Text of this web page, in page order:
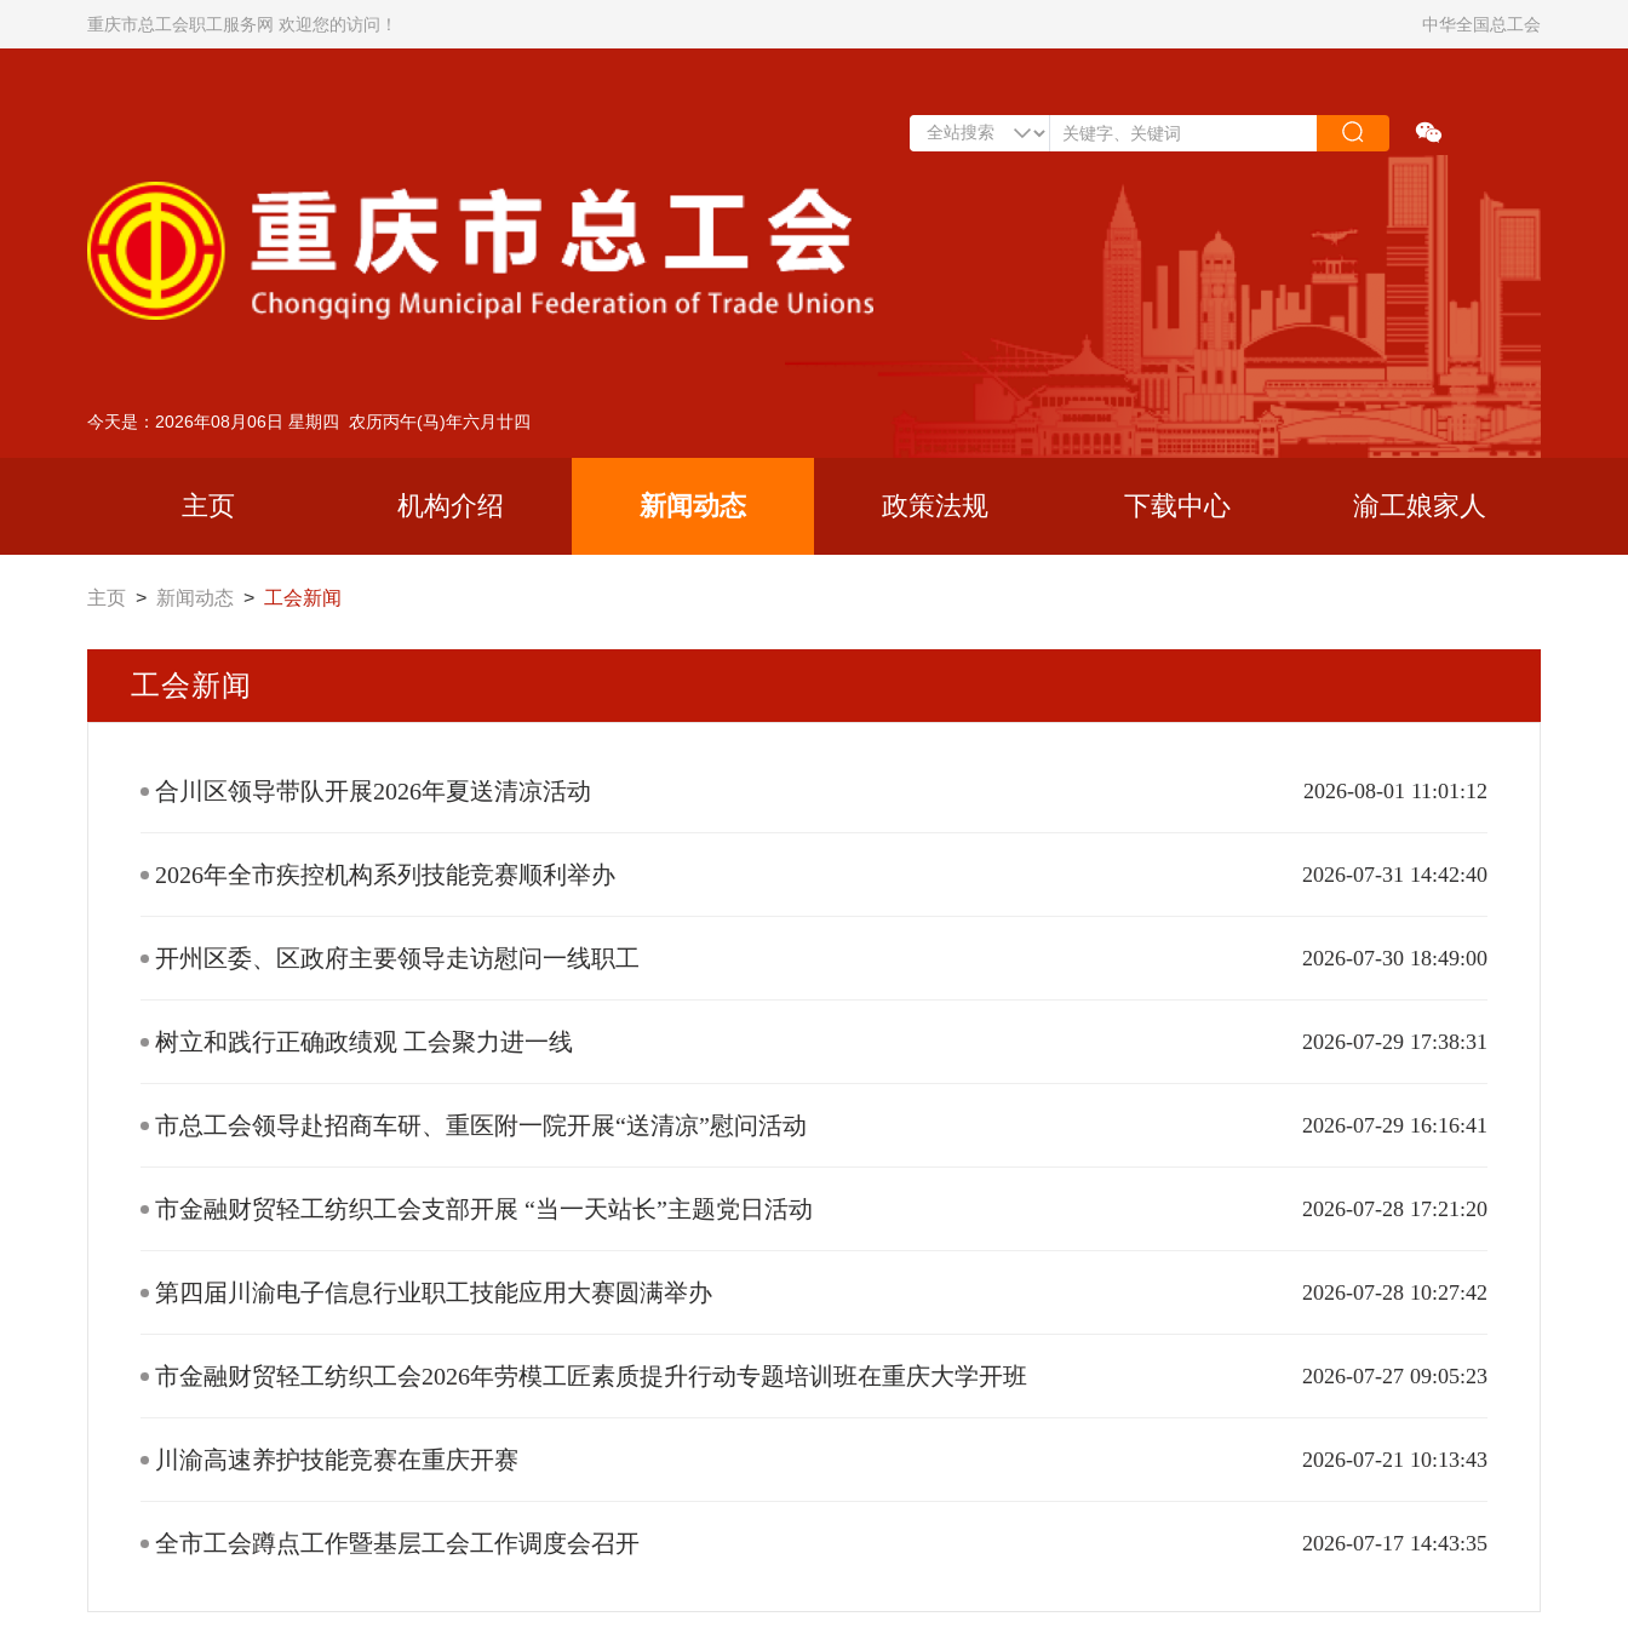
重庆市总工会职工服务网 欢迎您的访问！ 中华全国总工会
今天是：2026年08月06日 星期四 农历丙午(马)年六月廿四
主页 机构介绍 新闻动态 政策法规 下载中心 渝工娘家人
主页 > 新闻动态 > 工会新闻
工会新闻
合川区领导带队开展2026年夏送清凉活动 2026-08-01 11:01:12
2026年全市疾控机构系列技能竞赛顺利举办 2026-07-31 14:42:40
开州区委、区政府主要领导走访慰问一线职工 2026-07-30 18:49:00
树立和践行正确政绩观 工会聚力进一线 2026-07-29 17:38:31
市总工会领导赴招商车研、重医附一院开展“送清凉”慰问活动 2026-07-29 16:16:41
市金融财贸轻工纺织工会支部开展 “当一天站长”主题党日活动 2026-07-28 17:21:20
第四届川渝电子信息行业职工技能应用大赛圆满举办 2026-07-28 10:27:42
市金融财贸轻工纺织工会2026年劳模工匠素质提升行动专题培训班在重庆大学开班 2026-07-27 09:05:23
川渝高速养护技能竞赛在重庆开赛 2026-07-21 10:13:43
全市工会蹲点工作暨基层工会工作调度会召开 2026-07-17 14:43:35